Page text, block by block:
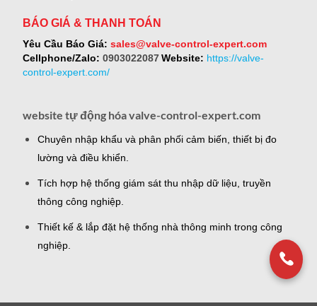
BÁO GIÁ & THANH TOÁN
Yêu Cầu Báo Giá: sales@valve-control-expert.com
Cellphone/Zalo: 0903022087 Website: https://valve-
control-expert.com/
website tự động hóa valve-control-expert.com
Chuyên nhập khẩu và phân phối cảm biến, thiết bị đo
lường và điều khiển.
Tích hợp hệ thống giám sát thu nhập dữ liệu, truyền
thông công nghiệp.
Thiết kế & lắp đặt hệ thống nhà thông minh trong công
nghiệp.